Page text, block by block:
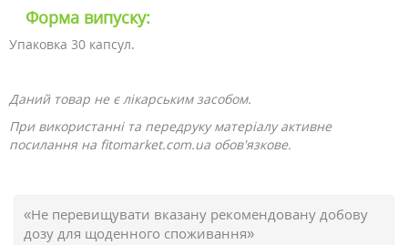
Форма випуску:
Упаковка 30 капсул.
Даний товар не є лікарським засобом.
При використанні та передруку матеріалу активне
посилання на fitomarket.com.ua обов'язкове.
«Не перевищувати вказану рекомендовану добову
дозу для щоденного споживання»